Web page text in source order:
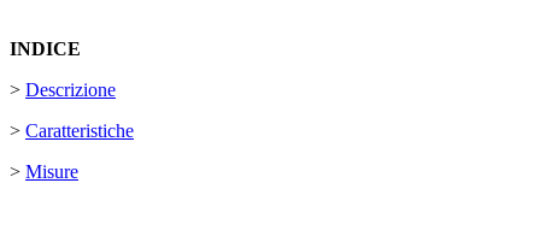
INDICE
> Descrizione
> Caratteristiche
> Misure